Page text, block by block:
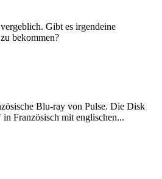
Gibt es irgendeine
bekommen?
Blu-ray von Pulse. Die Disk
Französisch mit englischen...